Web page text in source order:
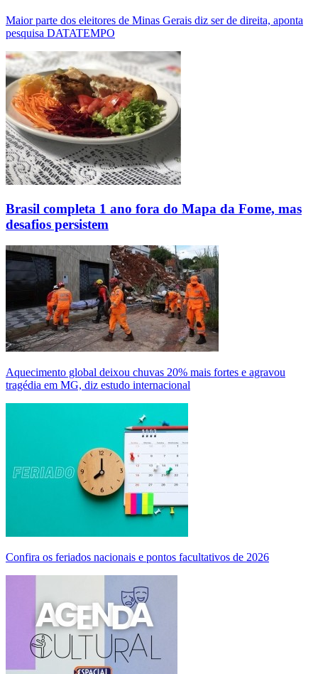
Maior parte dos eleitores de Minas Gerais diz ser de direita, aponta
pesquisa DATATEMPO
Brasil completa 1 ano fora do Mapa da Fome, mas
desafios persistem
Aquecimento global deixou chuvas 20% mais fortes e agravou
tragédia em MG, diz estudo internacional
Confira os feriados nacionais e pontos facultativos de 2026